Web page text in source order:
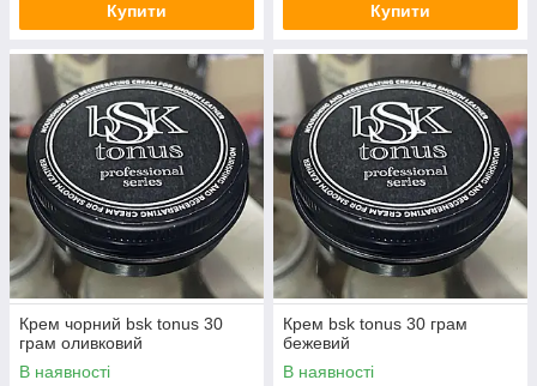
Купити Купити
Крем чорний bsk tonus 30
грам оливковий
В наявності
Крем bsk tonus 30 грам
бежевий
В наявності